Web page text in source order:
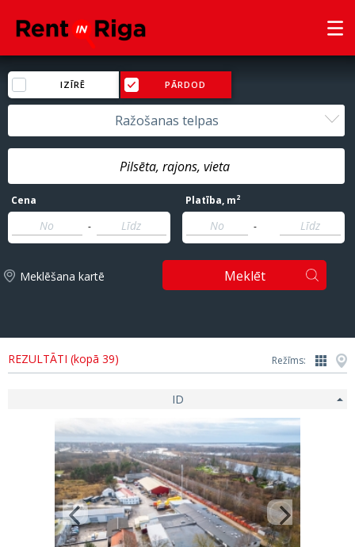
IZĪRĒ PĀRDOD
Ražošanas telpas
Cena
-
Platība, m2
-
Meklēšana kartē Meklēt
REZULTĀTI (kopā 39) Režīms:
ID